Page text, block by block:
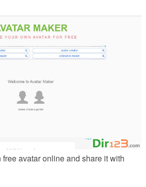
avatar online and share it with